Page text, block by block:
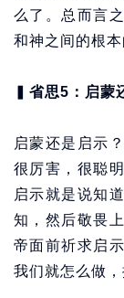
么了。总而言
和神之间的根
省思5：启蒙
启蒙还是启示
很厉害，很聪
启示就是说知
知，然后敬畏
帝面前祈求启
我们就怎么做